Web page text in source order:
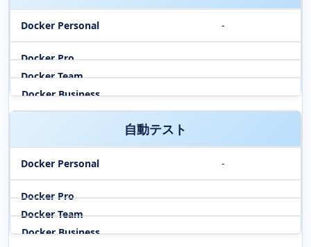
-
自動テスト
-